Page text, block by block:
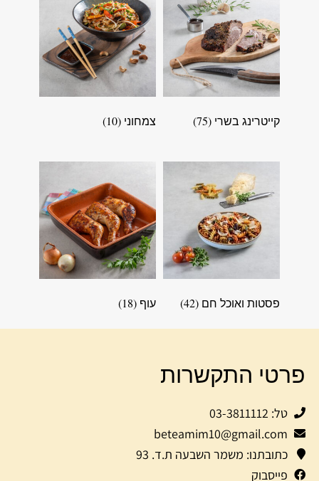
קייטרינג בשרי (75) צמחוני (10)
פסטות ואוכל חם (42) עוף (18)
פרטי התקשרות
טל: 03-3811112
beteamim10@gmail.com
כתובתנו: משמר השבעה ת.ד. 93
פייסבוק